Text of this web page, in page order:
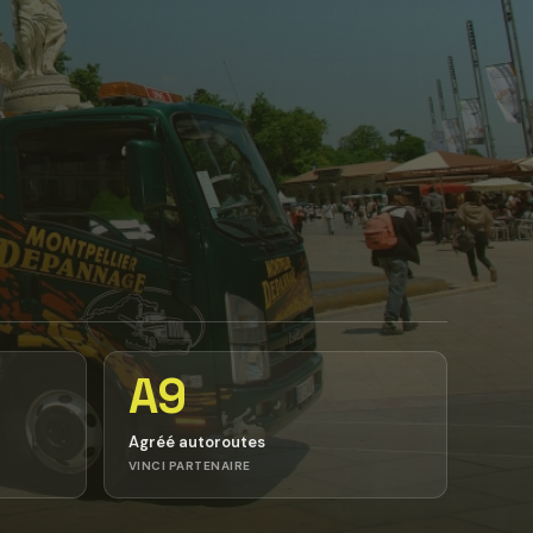
A9
Agréé autoroutes
VINCI PARTENAIRE